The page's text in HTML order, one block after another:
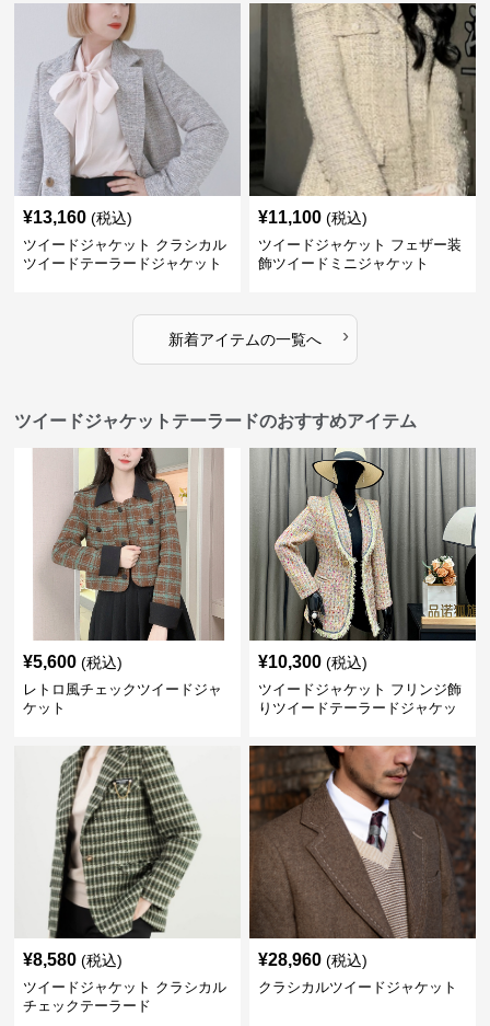
¥13,160 (税込)
ツイードジャケット クラシカル
ツイードテーラードジャケット
¥11,100 (税込)
ツイードジャケット フェザー装
飾ツイードミニジャケット
新着アイテムの一覧へ ›
ツイードジャケットテーラードのおすすめアイテム
¥5,600 (税込)
レトロ風チェックツイードジャ
ケット
¥10,300 (税込)
ツイードジャケット フリンジ飾
りツイードテーラードジャケッ
¥8,580 (税込)
ツイードジャケット クラシカル
チェックテーラード
¥28,960 (税込)
クラシカルツイードジャケット